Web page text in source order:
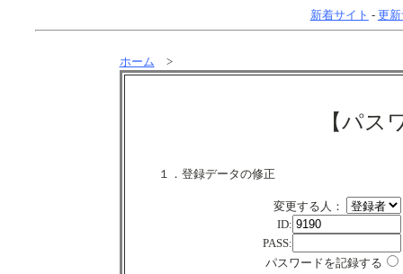
新着サイト - 更
ホーム >
【パス
１．登録データの修正
変更する人：
ID:
PASS:
パスワードを記録する